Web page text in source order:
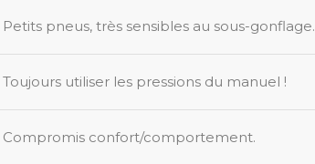
Petits pneus, très sensibles au sous-gonflage.
Toujours utiliser les pressions du manuel !
Compromis confort/comportement.